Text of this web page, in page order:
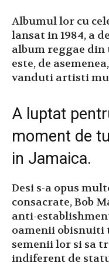
Albumul lor cu
lansat in 1984, a
album reggae
este, de
vanduti artisti
A luptat
moment de
in Jamaica.
Desi s-a opus
consacrate, Bob
anti-
oamenii obisnuiti
semenii lor si sa
indiferent de